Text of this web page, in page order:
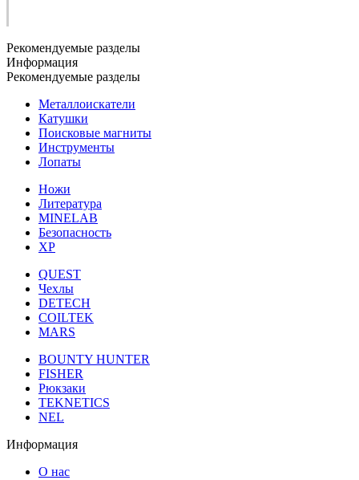
Рекомендуемые разделы
Информация
Рекомендуемые разделы
Металлоискатели
Катушки
Поисковые магниты
Инструменты
Лопаты
Ножи
Литература
MINELAB
Безопасность
XP
QUEST
Чехлы
DETECH
COILTEK
MARS
BOUNTY HUNTER
FISHER
Рюкзаки
TEKNETICS
NEL
Информация
О нас